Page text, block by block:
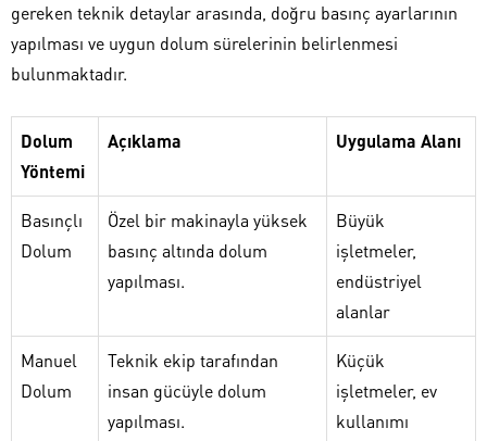
gereken teknik detaylar arasında, doğru basınç ayarlarının
yapılması ve uygun dolum sürelerinin belirlenmesi
bulunmaktadır.
Dolum
Yöntemi
Açıklama Uygulama Alanı
Basınçlı
Dolum
Özel bir makinayla yüksek
basınç altında dolum
yapılması.
Büyük
işletmeler,
endüstriyel
alanlar
Manuel
Dolum
Teknik ekip tarafından
insan gücüyle dolum
yapılması.
Küçük
işletmeler, ev
kullanımı